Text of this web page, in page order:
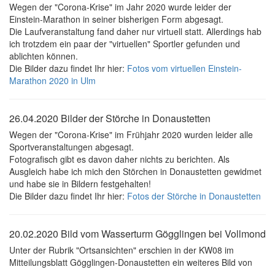
Wegen der "Corona-Krise" im Jahr 2020 wurde leider der
Einstein-Marathon in seiner bisherigen Form abgesagt.
Die Laufveranstaltung fand daher nur virtuell statt. Allerdings hab
ich trotzdem ein paar der "virtuellen" Sportler gefunden und
ablichten können.
Die Bilder dazu findet Ihr hier: Fotos vom virtuellen Einstein-
Marathon 2020 in Ulm
26.04.2020 Bilder der Störche in Donaustetten
Wegen der "Corona-Krise" im Frühjahr 2020 wurden leider alle
Sportveranstaltungen abgesagt.
Fotografisch gibt es davon daher nichts zu berichten. Als
Ausgleich habe ich mich den Störchen in Donaustetten gewidmet
und habe sie in Bildern festgehalten!
Die Bilder dazu findet Ihr hier: Fotos der Störche in Donaustetten
20.02.2020 Bild vom Wasserturm Gögglingen bei Vollmond
Unter der Rubrik "Ortsansichten" erschien in der KW08 im
Mitteilungsblatt Gögglingen-Donaustetten ein weiteres Bild von